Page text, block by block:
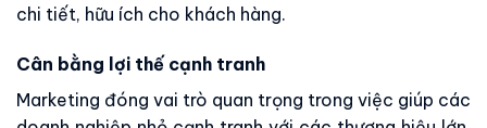
chi tiết, hữu ích cho khách hàng.
Cân bằng lợi thế cạnh tranh
Marketing đóng vai trò quan trọng trong việc giúp các